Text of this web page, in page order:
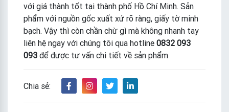
với giá thành tốt tại thành phố Hồ Chí Minh. Sản
phẩm với nguồn gốc xuất xứ rõ ràng, giấy tờ minh
bạch. Vậy thì còn chần chừ gì mà không nhanh tay
liên hệ ngay với chúng tôi qua hotline 0832 093
093 để được tư vấn chi tiết về sản phẩm
Chia sẻ: